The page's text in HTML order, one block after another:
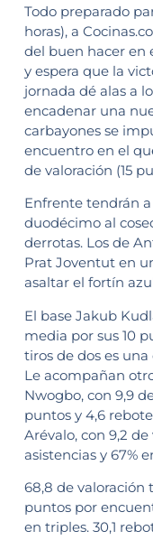
Todo preparado
horas), a
del buen hacer en
y espera que la
jornada dé alas a
encadenar una
carbayones se
encuentro en el
de valoración (15
Enfrente tendrán
duodécimo al
derrotas. Los de
Prat Joventut en
asaltar el fortín
El base Jakub
media por sus 10
tiros de dos es
Le acompañan
Nwogbo, con 9,9
puntos y 4,6
Arévalo, con 9,2
asistencias y 67%
68,8 de valoración
puntos por
en triples. 30,1